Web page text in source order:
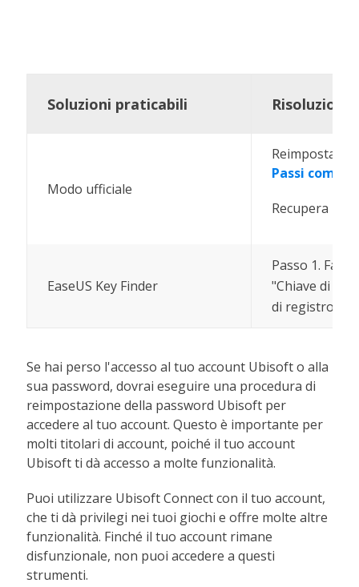
Soluzioni praticabili
Modo ufficiale
Reimposta la
Passi
Recupera il
EaseUS Key Finder
Passo 1. Fai
"Chiave di
di registro
Se hai perso l'accesso al tuo account Ubisoft o alla
sua password, dovrai eseguire una procedura di
reimpostazione della password Ubisoft per
accedere al tuo account. Questo è importante per
molti titolari di account, poiché il tuo account
Ubisoft ti dà accesso a molte funzionalità.
Puoi utilizzare Ubisoft Connect con il tuo account,
che ti dà privilegi nei tuoi giochi e offre molte altre
funzionalità. Finché il tuo account rimane
disfunzionale, non puoi accedere a questi
strumenti.